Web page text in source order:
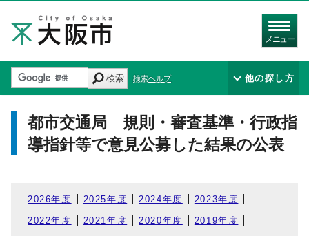
メニュー
検索 検索ヘルプ 他の探し方
都市交通局 規則・審査基準・行政指
導指針等で意見公募した結果の公表
2026年度 2025年度 2024年度 2023年度
2022年度 2021年度 2020年度 2019年度